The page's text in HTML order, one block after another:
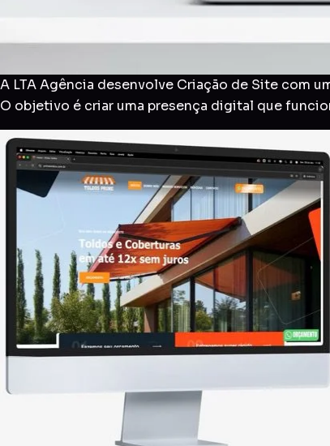
A LTA Agência desenvolve Criação de Site com
O objetivo é criar uma presença digital que